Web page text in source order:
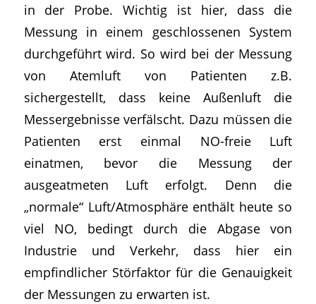
in der Probe. Wichtig ist hier, dass die
Messung in einem geschlossenen System
durchgeführt wird. So wird bei der Messung
von Atemluft von Patienten z.B.
sichergestellt, dass keine Außenluft die
Messergebnisse verfälscht. Dazu müssen die
Patienten erst einmal NO-freie Luft
einatmen, bevor die Messung der
ausgeatmeten Luft erfolgt. Denn die
„normale“ Luft/Atmosphäre enthält heute so
viel NO, bedingt durch die Abgase von
Industrie und Verkehr, dass hier ein
empfindlicher Störfaktor für die Genauigkeit
der Messungen zu erwarten ist.